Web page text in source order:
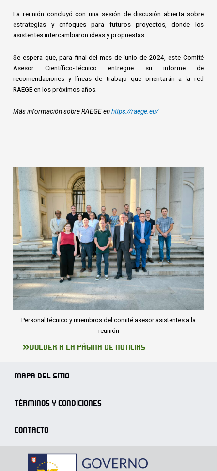
La reunión concluyó con una sesión de discusión abierta sobre
estrategias y enfoques para futuros proyectos, donde los
asistentes intercambiaron ideas y propuestas.
Se espera que, para final del mes de junio de 2024, este Comité
Asesor Científico-Técnico entregue su informe de
recomendaciones y líneas de trabajo que orientarán a la red
RAEGE en los próximos años.
Más información sobre RAEGE enhttps://raege.eu/
Personal técnico y miembros del comité asesor asistentes a la
reunión
VOLVER A LA PÁGINA DE NOTICIAS
MAPA DEL SITIO
TÉRMINOS Y CONDICIONES
CONTACTO